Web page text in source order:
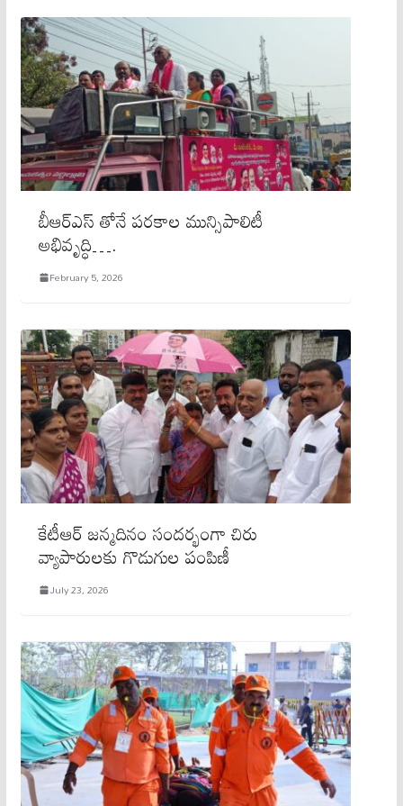
బీఆర్ఎస్ తోనే పరకాల మున్సిపాలిటీ
అభివృద్ధి….
February 5, 2026
కేటీఆర్ జన్మదినం సందర్భంగా చిరు
వ్యాపారులకు గొడుగుల పంపిణీ
July 23, 2026